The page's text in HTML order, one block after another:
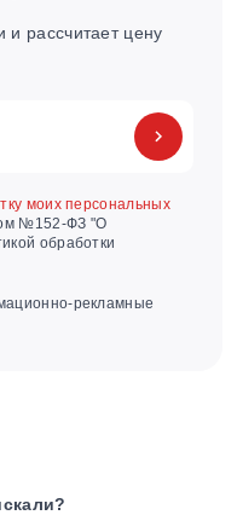
рассчитает цену
моих персональных
№152-ФЗ "О
обработки
рекламные